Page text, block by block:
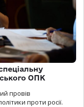
ОПК
провів
проти росії.